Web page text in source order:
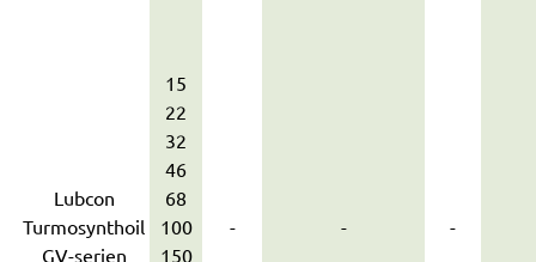
Lubcon
Turmosynthoil
GV-serien
15
22
32
46
68
100
150
- - -